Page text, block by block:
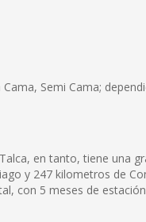
Semi Cama;
en tanto, tiene una
y 247 kilometros de
con 5 meses de